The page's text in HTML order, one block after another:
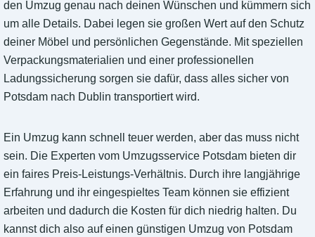
den Umzug genau nach deinen Wünschen und kümmern sich
um alle Details. Dabei legen sie großen Wert auf den Schutz
deiner Möbel und persönlichen Gegenstände. Mit speziellen
Verpackungsmaterialien und einer professionellen
Ladungssicherung sorgen sie dafür, dass alles sicher von
Potsdam nach Dublin transportiert wird.
Ein Umzug kann schnell teuer werden, aber das muss nicht
sein. Die Experten vom Umzugsservice Potsdam bieten dir
ein faires Preis-Leistungs-Verhältnis. Durch ihre langjährige
Erfahrung und ihr eingespieltes Team können sie effizient
arbeiten und dadurch die Kosten für dich niedrig halten. Du
kannst dich also auf einen günstigen Umzug von Potsdam